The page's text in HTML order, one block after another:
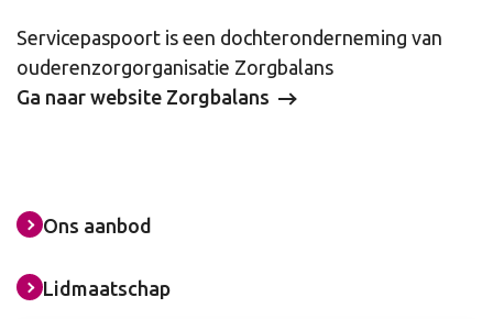
Servicepaspoort is een dochteronderneming van
ouderenzorgorganisatie Zorgbalans
Ga naar website Zorgbalans
Ons aanbod
Lidmaatschap